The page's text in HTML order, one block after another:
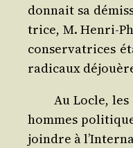
don­nait sa
trice, M. Hen­ri-
conser­va­trices
radi­caux
Au Locle,
hommes
joindre à